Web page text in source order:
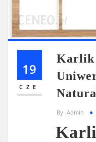
19
CZE
Karlik
By Admin